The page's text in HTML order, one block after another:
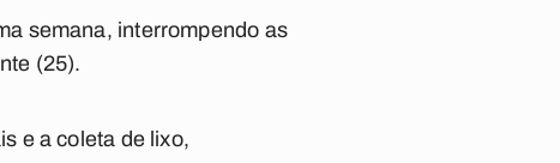
semana, interrompendo as
(25).
e a coleta de lixo,